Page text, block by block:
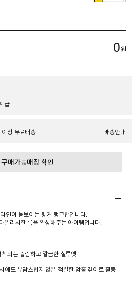
0원
급
상 무료배송 배송안내
구매가능매장 확인
인이 돋보이는 링거 탱크탑입니다.
일리시한 룩을 완성해주는 아이템입니다.
되는 슬림하고 깔끔한 실루엣
에도 부담스럽지 않은 적절한 암홀 깊이로 활동